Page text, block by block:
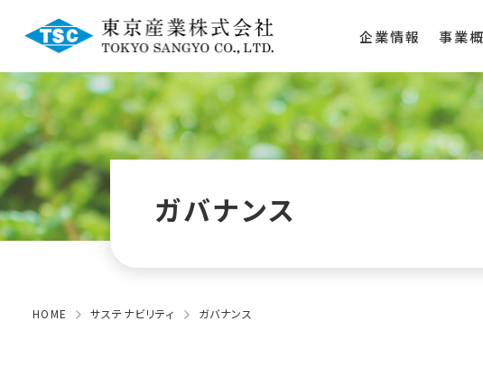
企業情報 事業
ガバナンス
HOME サステナビリティ ガバナンス